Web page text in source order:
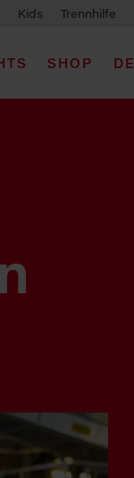
Kids Trennhilfe
SHOP DE